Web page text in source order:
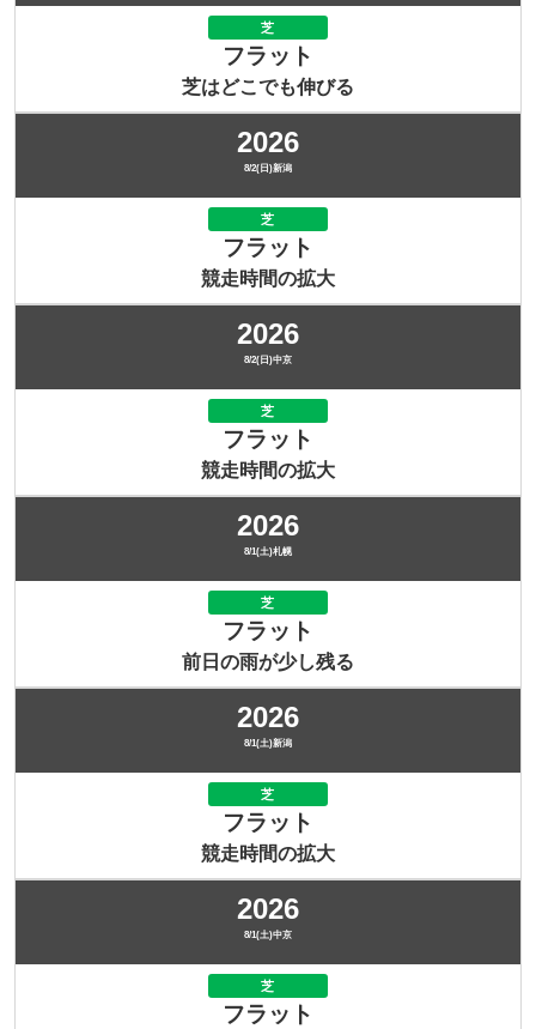
芝
フラット
芝はどこでも伸びる
2026
8/2(日)新潟
芝
フラット
競走時間の拡大
2026
8/2(日)中京
芝
フラット
競走時間の拡大
2026
8/1(土)札幌
芝
フラット
前日の雨が少し残る
2026
8/1(土)新潟
芝
フラット
競走時間の拡大
2026
8/1(土)中京
芝
フラット